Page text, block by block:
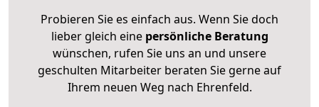
Probieren Sie es einfach aus. Wenn Sie doch
lieber gleich eine persönliche Beratung
wünschen, rufen Sie uns an und unsere
geschulten Mitarbeiter beraten Sie gerne auf
Ihrem neuen Weg nach Ehrenfeld.